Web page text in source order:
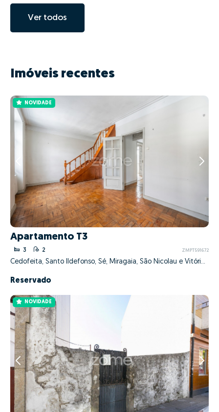
Ver todos
Imóveis recentes
NOVIDADE
Apartamento T3
3 2 ZMPT591672
Cedofeita, Santo Ildefonso, Sé, Miragaia, São Nicolau e Vitória, Porto, Porto
Reservado
NOVIDADE